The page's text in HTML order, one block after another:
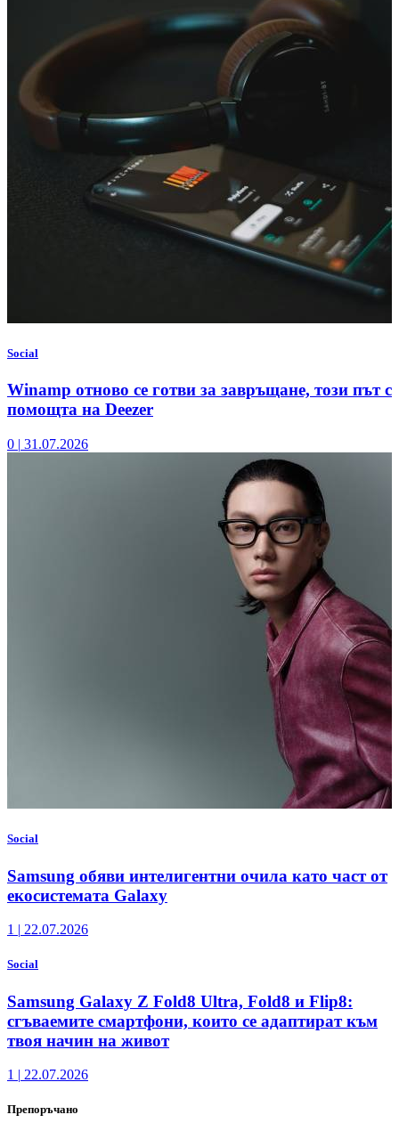
Social
Winamp отново се готви за завръщане, този път с
помощта на Deezer
0 | 31.07.2026
Social
Samsung обяви интелигентни очила като част от
екосистемата Galaxy
1 | 22.07.2026
Social
Samsung Galaxy Z Fold8 Ultra, Fold8 и Flip8:
сгъваемите смартфони, които се адаптират към
твоя начин на живот
1 | 22.07.2026
Препоръчано